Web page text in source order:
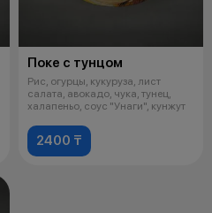
Поке с тунцом
Рис, огурцы, кукуруза, лист
салата, авокадо, чука, тунец,
халапеньо, соус "Унаги", кунжут
2400 ₸